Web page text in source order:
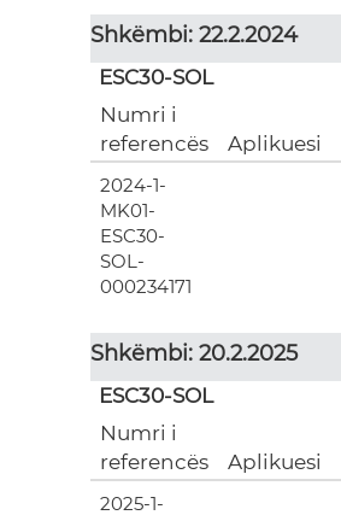
Shkëmbi: 22.2.2024
ESC30-SOL
Numri i
referencës
Aplikuesi
2024-1-
MK01-
ESC30-
SOL-
000234171
Shkëmbi: 20.2.2025
ESC30-SOL
Numri i
referencës
Aplikuesi
2025-1-